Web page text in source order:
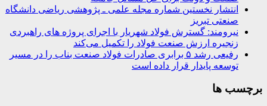
انتشار نخستین شماره مجله علمی ـ پژوهشی ریاضی دانشگاه
صنعتی تبریز
نیرومند: گسترش فولاد شهریار با اجرای پروژه های راهبردی
زنجیره ارزش صنعت فولاد را تکمیل می‌کند
رفیعی رشد ۵ برابری صادرات فولاد صنعت بناب را در مسیر
توسعه پایدار قرار داده است
برچسب ها